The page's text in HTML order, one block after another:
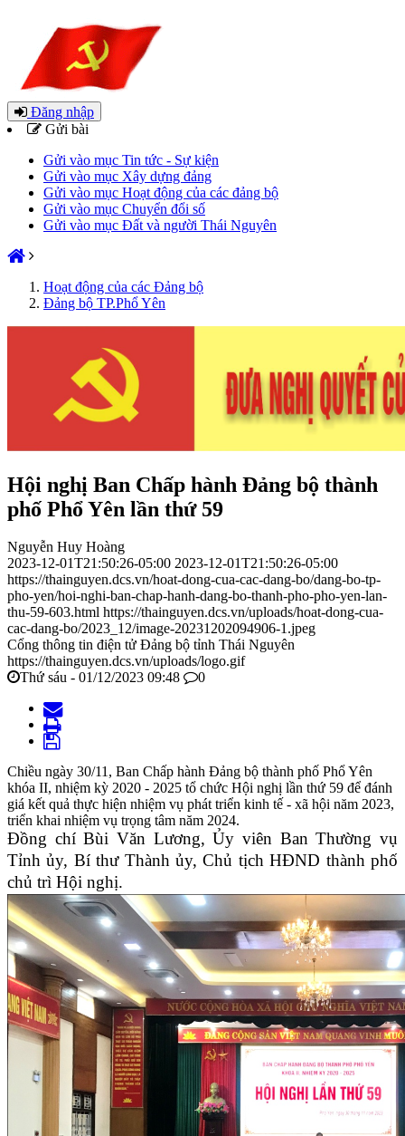
Đăng nhập
Gửi bài
Gửi vào mục Tin tức - Sự kiện
Gửi vào mục Xây dựng đảng
Gửi vào mục Hoạt động của các đảng bộ
Gửi vào mục Chuyển đổi số
Gửi vào mục Đất và người Thái Nguyên
Hoạt động của các Đảng bộ
Đảng bộ TP.Phổ Yên
Hội nghị Ban Chấp hành Đảng bộ thành
phố Phổ Yên lần thứ 59
Nguyễn Huy Hoàng
2023-12-01T21:50:26-05:00 2023-12-01T21:50:26-05:00
https://thainguyen.dcs.vn/hoat-dong-cua-cac-dang-bo/dang-bo-tp-
pho-yen/hoi-nghi-ban-chap-hanh-dang-bo-thanh-pho-pho-yen-lan-
thu-59-603.html https://thainguyen.dcs.vn/uploads/hoat-dong-cua-
cac-dang-bo/2023_12/image-20231202094906-1.jpeg
Cổng thông tin điện tử Đảng bộ tỉnh Thái Nguyên
https://thainguyen.dcs.vn/uploads/logo.gif
Thứ sáu - 01/12/2023 09:48
0
Chiều ngày 30/11, Ban Chấp hành Đảng bộ thành phố Phổ Yên
khóa II, nhiệm kỳ 2020 - 2025 tổ chức Hội nghị lần thứ 59 để đánh
giá kết quả thực hiện nhiệm vụ phát triển kinh tế - xã hội năm 2023,
triển khai nhiệm vụ trọng tâm năm 2024.
Đồng chí Bùi Văn Lương, Ủy viên Ban Thường vụ
Tỉnh ủy, Bí thư Thành ủy, Chủ tịch HĐND thành phố
chủ trì Hội nghị.